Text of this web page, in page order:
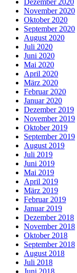
Dezember 2020
November 2020
Oktober 2020
September 2020
August 2020
Juli 2020
Juni 2020
Mai 2020
April 2020
März 2020
Februar 2020
Januar 2020
Dezember 2019
November 2019
Oktober 2019
September 2019
August 2019
Juli 2019
Juni 2019
Mai 2019
April 2019
März 2019
Februar 2019
Januar 2019
Dezember 2018
November 2018
Oktober 2018
September 2018
August 2018
Juli 2018
Juni 2018